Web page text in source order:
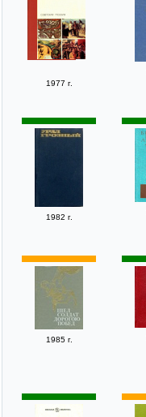
1977 г.
1982 г.
1985 г.